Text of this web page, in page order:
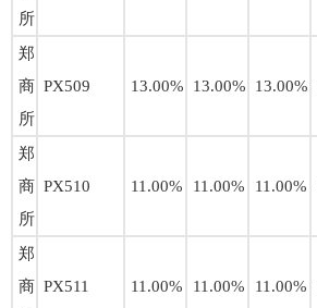
所
郑
商
所
PX509 13.00% 13.00% 13.00%
郑
商
所
PX510 11.00% 11.00% 11.00%
郑
商 PX511 11.00% 11.00% 11.00%